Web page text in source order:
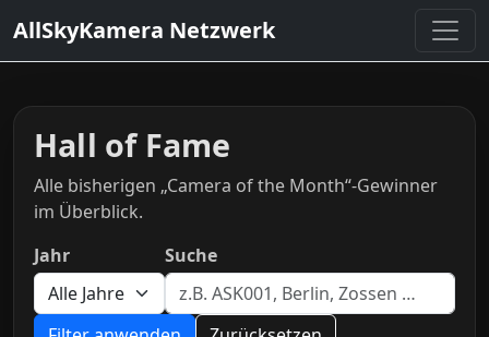
AllSkyKamera Netzwerk
Hall of Fame
Alle bisherigen „Camera of the Month“-Gewinner
im Überblick.
Jahr
Suche